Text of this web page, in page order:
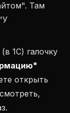
Там
1С) галочку
открыть